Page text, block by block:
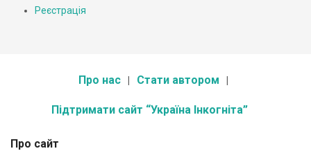
Реєстрація
Про нас Стати автором
Підтримати сайт “Україна Інкогніта”
Про сайт